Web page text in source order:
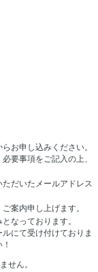
お申し込みください。
要事項をご記入の上、
だいたメールアドレス
案内申し上げます。
なっております。
にて受け付けておりま
せん。